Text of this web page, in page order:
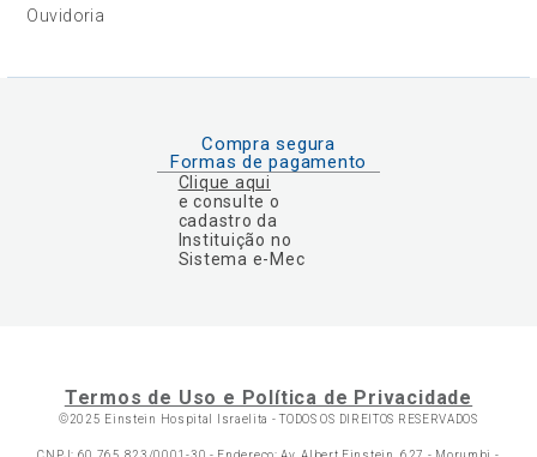
Ouvidoria
Compra segura
Formas de pagamento
Clique aqui
e consulte o
cadastro da
Instituição no
Sistema e-Mec
Termos de Uso e Política de Privacidade
©2025 Einstein Hospital Israelita -TODOS OS DIREITOS RESERVADOS